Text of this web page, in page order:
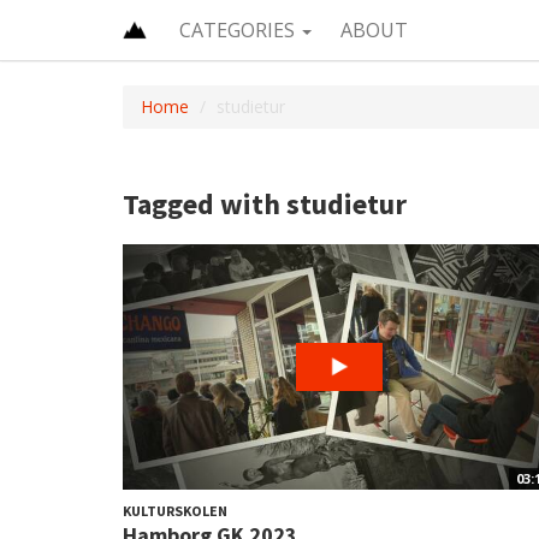
CATEGORIES ABOUT
Home studietur
Tagged with studietur
KULTURSKOLEN